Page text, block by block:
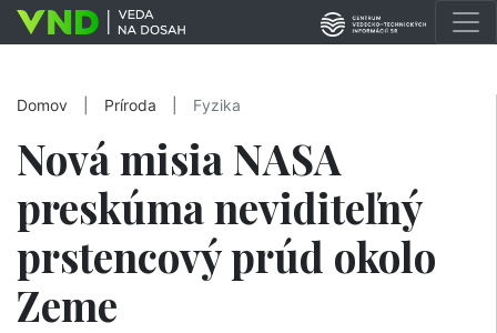
Domov Príroda Fyzika
Nová misia NASA
preskúma neviditeľný
prstencový prúd okolo
Zeme